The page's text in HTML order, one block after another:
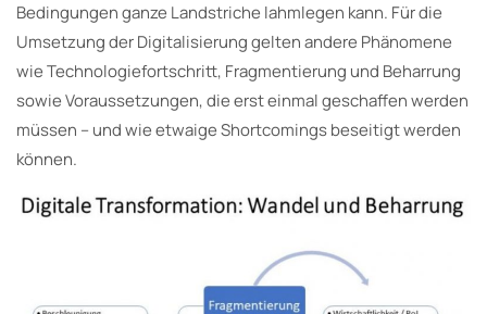
Bedingungen ganze Landstriche lahmlegen kann. Für die
Umsetzung der Digitalisierung gelten andere Phänomene
wie Technologiefortschritt, Fragmentierung und Beharrung
sowie Voraussetzungen, die erst einmal geschaffen werden
müssen – und wie etwaige Shortcomings beseitigt werden
können.